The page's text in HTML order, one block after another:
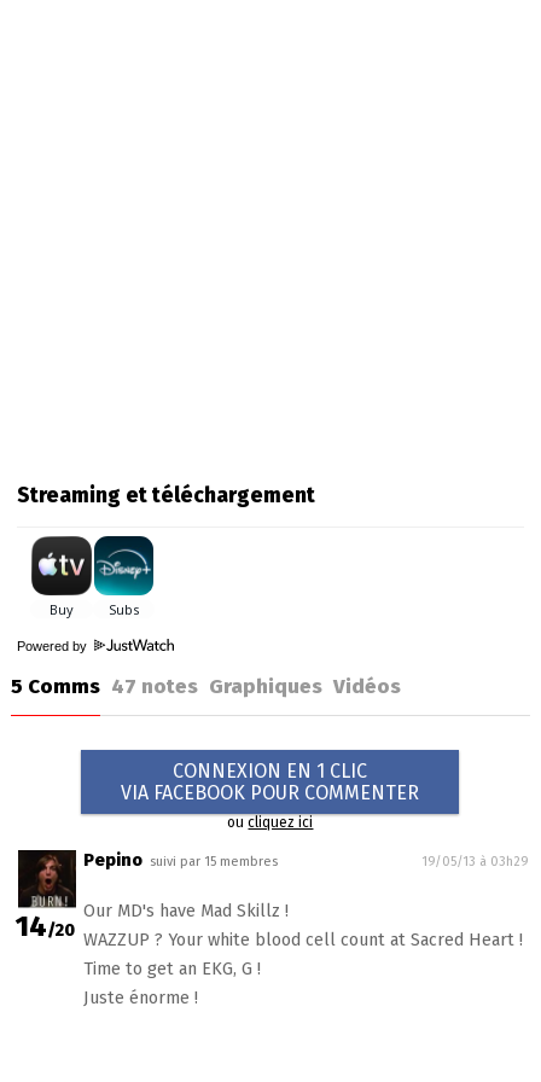
Streaming et téléchargement
Powered by
5 Comms 47 notes Graphiques Vidéos
CONNEXION EN 1 CLIC
VIA FACEBOOK POUR COMMENTER
oucliquez ici
14/20
Pepino suivi par 15 membres 19/05/13 à 03h29
Our MD's have Mad Skillz !
WAZZUP ? Your white blood cell count at Sacred Heart !
Time to get an EKG, G !
Juste énorme !